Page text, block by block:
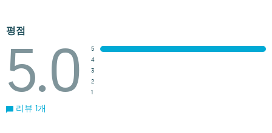
평점
5.0
5
4
3
2
1
리뷰 1개